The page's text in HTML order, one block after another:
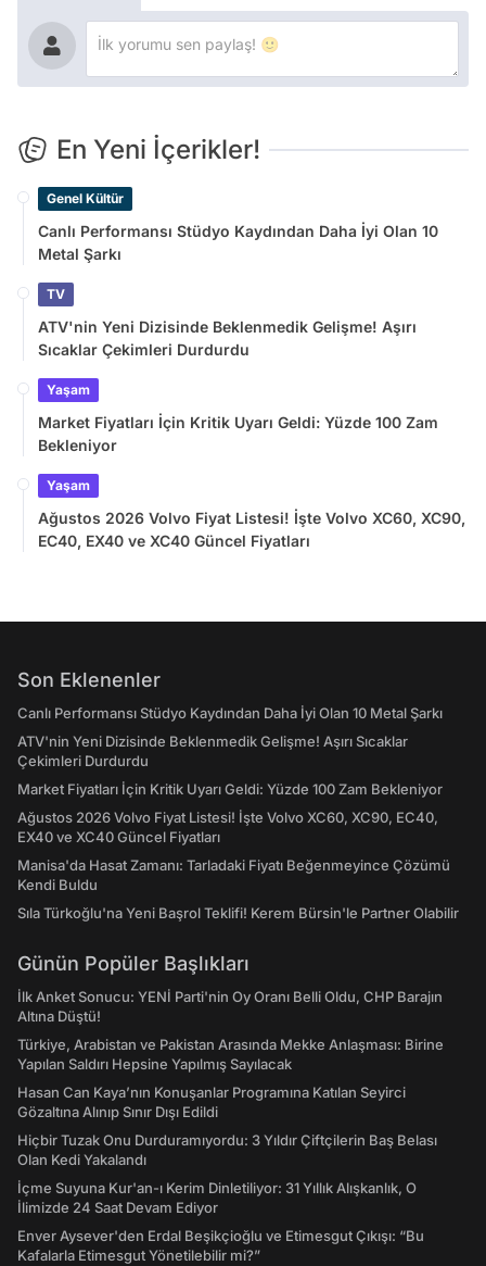
En Yeni İçerikler!
Genel Kültür
Canlı Performansı Stüdyo Kaydından Daha İyi Olan 10
Metal Şarkı
TV
ATV'nin Yeni Dizisinde Beklenmedik Gelişme! Aşırı
Sıcaklar Çekimleri Durdurdu
Yaşam
Market Fiyatları İçin Kritik Uyarı Geldi: Yüzde 100 Zam
Bekleniyor
Yaşam
Ağustos 2026 Volvo Fiyat Listesi! İşte Volvo XC60, XC90,
EC40, EX40 ve XC40 Güncel Fiyatları
Son Eklenenler
Canlı Performansı Stüdyo Kaydından Daha İyi Olan 10 Metal Şarkı
ATV'nin Yeni Dizisinde Beklenmedik Gelişme! Aşırı Sıcaklar
Çekimleri Durdurdu
Market Fiyatları İçin Kritik Uyarı Geldi: Yüzde 100 Zam Bekleniyor
Ağustos 2026 Volvo Fiyat Listesi! İşte Volvo XC60, XC90, EC40,
EX40 ve XC40 Güncel Fiyatları
Manisa'da Hasat Zamanı: Tarladaki Fiyatı Beğenmeyince Çözümü
Kendi Buldu
Sıla Türkoğlu'na Yeni Başrol Teklifi! Kerem Bürsin'le Partner Olabilir
Günün Popüler Başlıkları
İlk Anket Sonucu: YENİ Parti'nin Oy Oranı Belli Oldu, CHP Barajın
Altına Düştü!
Türkiye, Arabistan ve Pakistan Arasında Mekke Anlaşması: Birine
Yapılan Saldırı Hepsine Yapılmış Sayılacak
Hasan Can Kaya’nın Konuşanlar Programına Katılan Seyirci
Gözaltına Alınıp Sınır Dışı Edildi
Hiçbir Tuzak Onu Durduramıyordu: 3 Yıldır Çiftçilerin Baş Belası
Olan Kedi Yakalandı
İçme Suyuna Kur'an-ı Kerim Dinletiliyor: 31 Yıllık Alışkanlık, O
İlimizde 24 Saat Devam Ediyor
Enver Aysever'den Erdal Beşikçioğlu ve Etimesgut Çıkışı: “Bu
Kafalarla Etimesgut Yönetilebilir mi?”